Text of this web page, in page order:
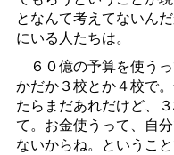
となんて考えてないん
にいる人たちは。
６０億の予算を使う
かだか３校とか４校で
たらまだあれだけど、
て。お金使うって、自
ないからね。ということ